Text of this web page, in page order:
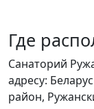
Где
Санаторий
адресу:
район,